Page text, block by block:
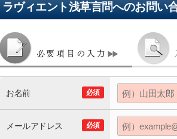
ラヴィエント浅草言問へのお問い
必須
お名前
必須
メールアドレス